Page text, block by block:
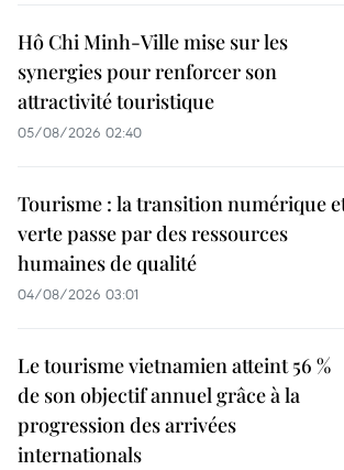
Hô Chi Minh-Ville mise sur les
synergies pour renforcer son
attractivité touristique
05/08/2026 02:40
Tourisme : la transition numérique
verte passe par des ressources
humaines de qualité
04/08/2026 03:01
Le tourisme vietnamien atteint 56 %
de son objectif annuel grâce à la
progression des arrivées
internationals